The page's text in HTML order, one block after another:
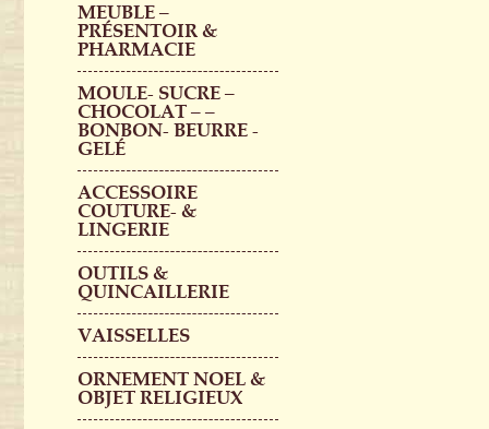
MEUBLE –
PRÉSENTOIR &
PHARMACIE
MOULE- SUCRE –
CHOCOLAT – –
BONBON- BEURRE -
GELÉ
ACCESSOIRE
COUTURE- &
LINGERIE
OUTILS &
QUINCAILLERIE
VAISSELLES
ORNEMENT NOEL &
OBJET RELIGIEUX